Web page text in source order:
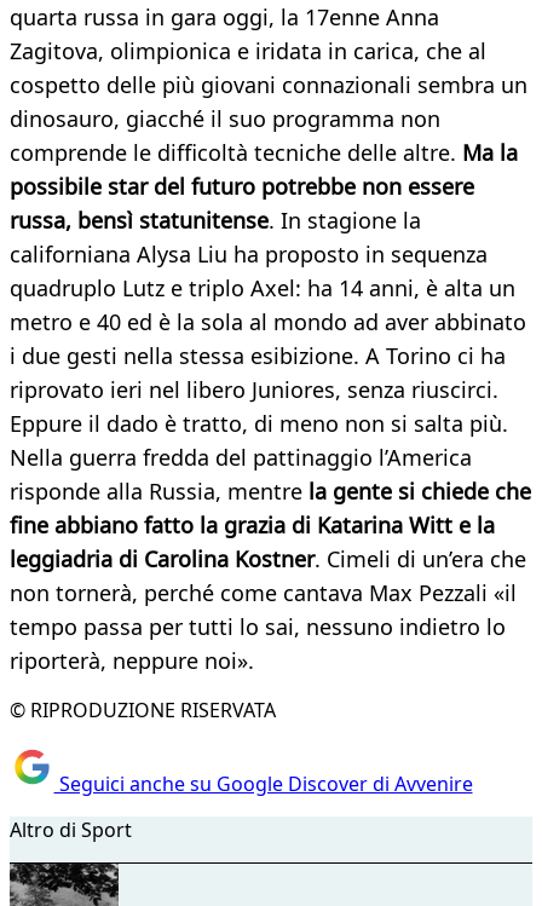
quarta russa in gara oggi, la 17enne Anna
Zagitova, olimpionica e iridata in carica, che al
cospetto delle più giovani connazionali sembra un
dinosauro, giacché il suo programma non
comprende le difficoltà tecniche delle altre. Ma la
possibile star del futuro potrebbe non essere
russa, bensì statunitense. In stagione la
californiana Alysa Liu ha proposto in sequenza
quadruplo Lutz e triplo Axel: ha 14 anni, è alta un
metro e 40 ed è la sola al mondo ad aver abbinato
i due gesti nella stessa esibizione. A Torino ci ha
riprovato ieri nel libero Juniores, senza riuscirci.
Eppure il dado è tratto, di meno non si salta più.
Nella guerra fredda del pattinaggio l’America
risponde alla Russia, mentre la gente si chiede che
fine abbiano fatto la grazia di Katarina Witt e la
leggiadria di Carolina Kostner. Cimeli di un’era che
non tornerà, perché come cantava Max Pezzali «il
tempo passa per tutti lo sai, nessuno indietro lo
riporterà, neppure noi».
© RIPRODUZIONE RISERVATA
Seguici anche su Google Discover di Avvenire
Altro di Sport